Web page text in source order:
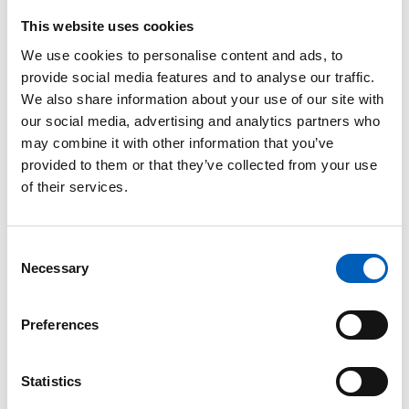
This website uses cookies
We use cookies to personalise content and ads, to
provide social media features and to analyse our traffic.
We also share information about your use of our site with
our social media, advertising and analytics partners who
may combine it with other information that you’ve
provided to them or that they’ve collected from your use
of their services.
Necessary
Preferences
Statistics
international fred og sikkerhed og udviklede
venskabelige relationer mellem staterne efter
krigens afslutning.
FN-pagten indeholder regler og procedurer for
Generalforsamlingen, Sikkerhedsrådet og de andre
hovedorganer. Pagten beskriver også hvilke sager,
som FN skal arbejde for og hvilke retningslinjer,
medlemsland har i FN. FN-pagten beskriver også,
sat sig.
Når et land bliver medlem af FN, går det med på at
følge pagtens mål og regler.
Aftalen blev åbnet for underskrifter den 26. juni
1945 ved en konference i San Francisco i USA. Den